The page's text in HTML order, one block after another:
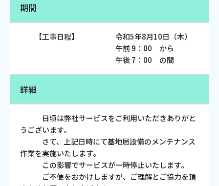
対応エリア よくあるご質問
お電話でのお問い合わせ
受付時間：9:30〜18:00 年中無休
Webメール
期間
【工事日程】 令和5年8月10日（木）
午前 9：00 から
午後 7：00 の間
詳細
日頃は弊社サービスをご利用いただきありがと
うございます。
さて、上記日時にて基地局設備のメンテナンス
作業を実施いたします。
この影響でサービスが一時停止いたします。
ご不便をおかけしますが、ご理解とご協力を頂